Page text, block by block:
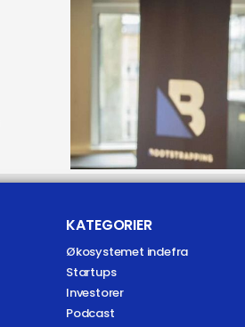
KATEGORIER
Økosystemet indefra
Startups
Investorer
Podcast